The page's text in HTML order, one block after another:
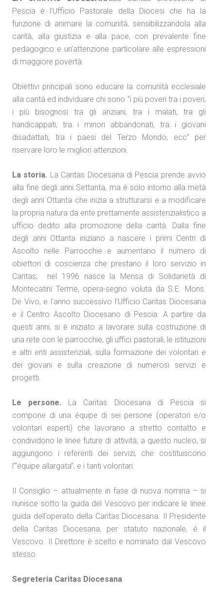
Pescia è l’Ufficio Pastorale della Diocesi che ha la
funzione di animare la comunità, sensibilizzandola alla
carità, alla giustizia e alla pace, con prevalente fine
pedagogico e un’attenzione particolare alle espressioni
di maggiore povertà.
Obiettivi principali sono educare la comunità ecclesiale
alla carità ed individuare chi sono ”i più poveri tra i poveri,
i più bisognosi tra gli anziani, tra i malati, tra gli
handicappati, tra i minori abbandonati, tra i giovani
disadattati, tra i paesi del Terzo Mondo, ecc” per
riservare loro le migliori attenzioni.
La storia. La Caritas Diocesana di Pescia prende avvio
alla fine degli anni Settanta, ma è solo intorno alla metà
degli anni Ottanta che inizia a strutturarsi e a modificare
la propria natura da ente prettamente assistenzialistico a
ufficio dedito alla promozione della carità. Dalla fine
degli anni Ottanta iniziano a nascere i primi Centri di
Ascolto nelle Parrocchie e aumentano il numero di
obiettori di coscienza che prestano il loro servizio in
Caritas; nel 1996 nasce la Mensa di Solidarietà di
Montecatini Terme, opera-segno voluta da S.E. Mons.
De Vivo, e l’anno successivo l’Ufficio Caritas Diocesana
e il Centro Ascolto Diocesano di Pescia. A partire da
questi anni, si è iniziato a lavorare sulla costruzione di
una rete con le parrocchie, gli uffici pastorali, le istituzioni
e altri enti assistenziali, sulla formazione dei volontari e
dei giovani e sulla creazione di numerosi servizi e
progetti.
Le persone. La Caritas Diocesana di Pescia si
compone di una équipe di sei persone (operatori e/o
volontari esperti) che lavorano a stretto contatto e
condividono le linee future di attività; a questo nucleo, si
aggiungono i referenti dei servizi, che costituiscono
l’“équipe allargata”, e i tanti volontari.
Il Consiglio – attualmente in fase di nuova nomina – si
riunisce sotto la guida del Vescovo per indicare le linee
guida dell’operato della Caritas Diocesana. Il Presidente
della Caritas Diocesana, per statuto nazionale, è il
Vescovo. Il Direttore è scelto e nominato dal Vescovo
stesso.
Segreteria Caritas Diocesana